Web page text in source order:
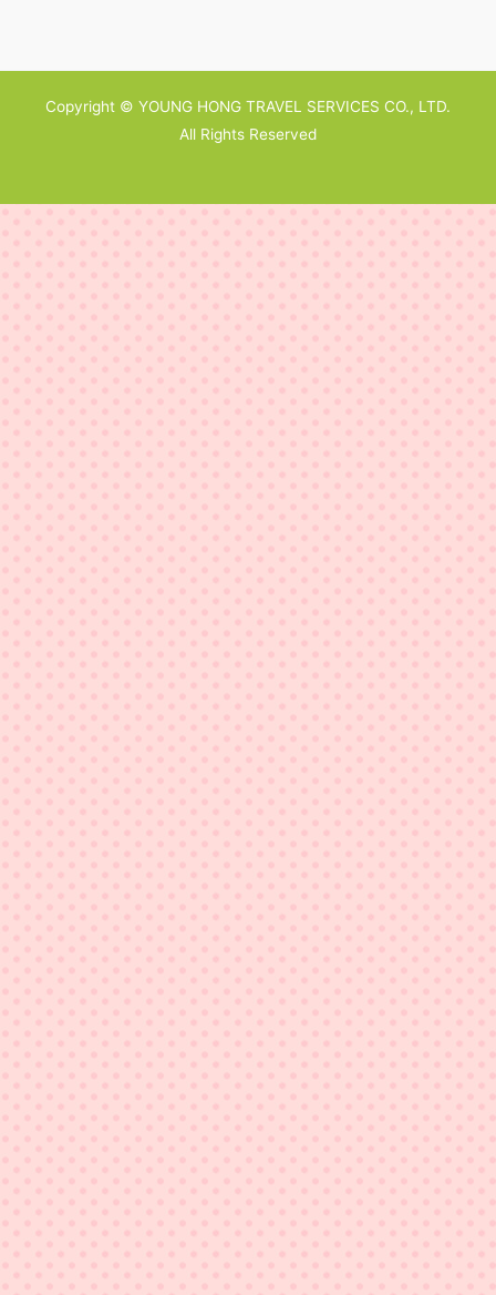
Copyright © YOUNG HONG TRAVEL SERVICES CO., LTD.
All Rights Reserved